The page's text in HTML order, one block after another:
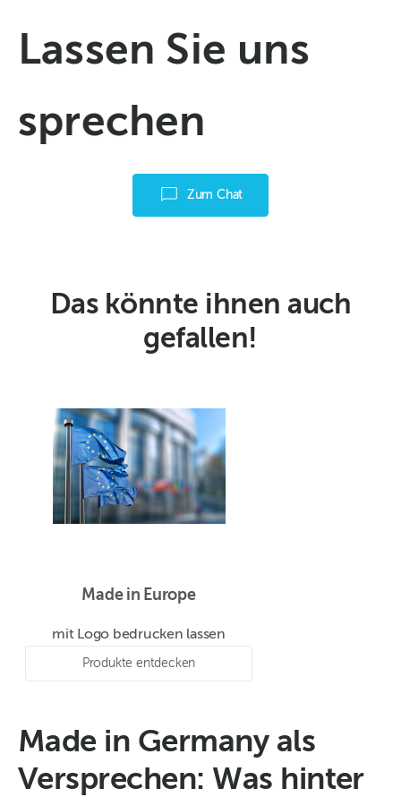
Lassen Sie uns
sprechen
Zum Chat
Das könnte ihnen auch
gefallen!
Made in Europe
mit Logo bedrucken lassen
Produkte entdecken
Made in Germany als
Versprechen: Was hinter